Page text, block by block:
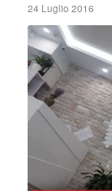
24 Luglio 2016